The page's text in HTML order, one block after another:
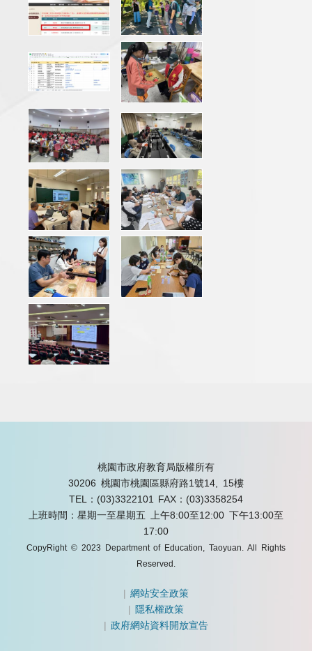
桃園市政府教育局版權所有
30206 桃園市桃園區縣府路1號14, 15樓
TEL：(03)3322101
FAX：(03)3358254
上班時間：星期一至星期五 上午8:00至12:00 下午13:00至
17:00
CopyRight © 2023 Department of Education, Taoyuan. All Rights
Reserved.
|網站安全政策
| 隱私權政策
|政府網站資料開放宣告